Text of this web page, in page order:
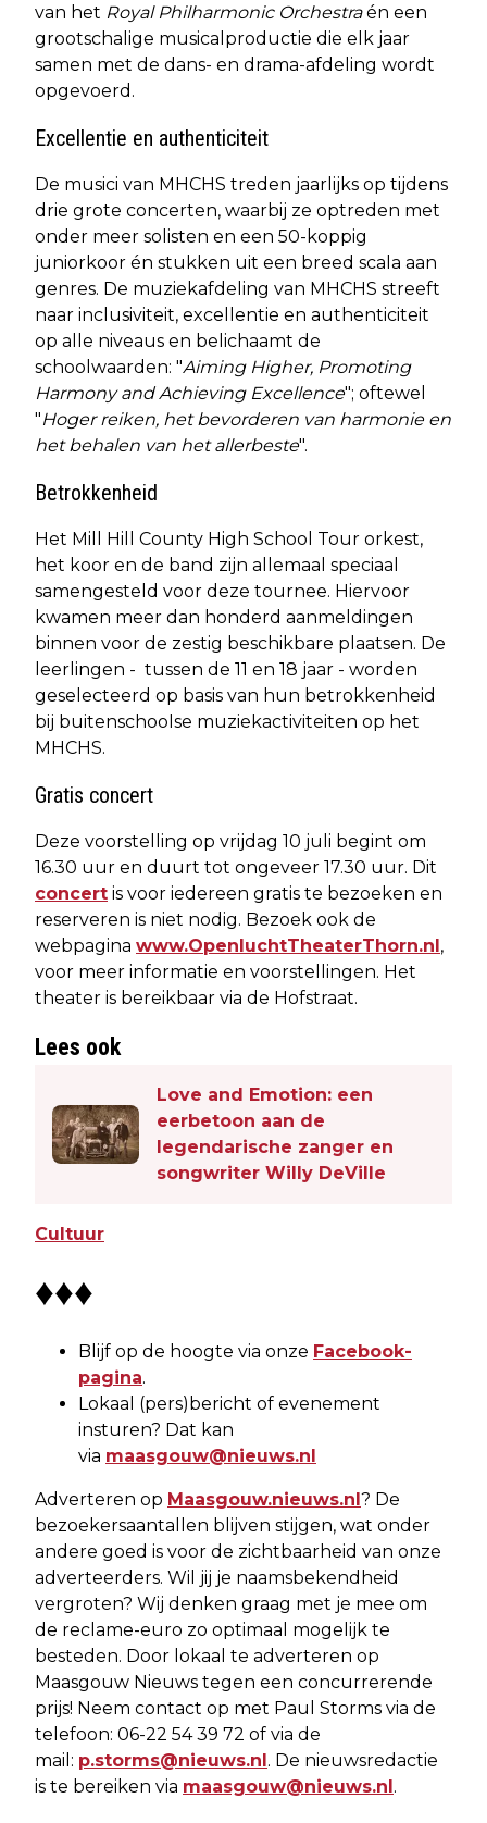
van het Royal Philharmonic Orchestraén een
grootschalige musicalproductie die elk jaar
samen met de dans- en drama-afdeling wordt
opgevoerd.
Excellentie en authenticiteit
De musici van MHCHS treden jaarlijks op tijdens
drie grote concerten, waarbij ze optreden met
onder meer solisten en een 50-koppig
juniorkoor én stukken uit een breed scala aan
genres. De muziekafdeling van MHCHS streeft
naar inclusiviteit, excellentie en authenticiteit
op alle niveaus en belichaamt de
schoolwaarden: "Aiming Higher, Promoting
Harmony and Achieving Excellence"; oftewel
"Hoger reiken, het bevorderen van harmonie en
het behalen van het allerbeste".
Betrokkenheid
Het Mill Hill County High School Tour orkest,
het koor en de band zijn allemaal speciaal
samengesteld voor deze tournee. Hiervoor
kwamen meer dan honderd aanmeldingen
binnen voor de zestig beschikbare plaatsen. De
leerlingen - tussen de 11 en 18 jaar - worden
geselecteerd op basis van hun betrokkenheid
bij buitenschoolse muziekactiviteiten op het
MHCHS.
Gratis concert
Deze voorstelling op vrijdag 10 juli begint om
16.30 uur en duurt tot ongeveer 17.30 uur. Dit
concert is voor iedereen gratis te bezoeken en
reserveren is niet nodig. Bezoek ook de
webpagina www.OpenluchtTheaterThorn.nl,
voor meer informatie en voorstellingen. Het
theater is bereikbaar via de Hofstraat.
Lees ook
Love and Emotion: een
eerbetoon aan de
legendarische zanger en
songwriter Willy DeVille
Cultuur
♦♦♦
Blijf op de hoogte via onze Facebook-
pagina.
Lokaal (pers)bericht of evenement
insturen? Dat kan
via maasgouw@nieuws.nl
Adverteren op Maasgouw.nieuws.nl? De
bezoekersaantallen blijven stijgen, wat onder
andere goed is voor de zichtbaarheid van onze
adverteerders. Wil jij je naamsbekendheid
vergroten? Wij denken graag met je mee om
de reclame-euro zo optimaal mogelijk te
besteden. Door lokaal te adverteren op
Maasgouw Nieuws tegen een concurrerende
prijs! Neem contact op met Paul Storms via de
telefoon: 06-22 54 39 72 of via de
mail: p.storms@nieuws.nl. De nieuwsredactie
is te bereiken via maasgouw@nieuws.nl.